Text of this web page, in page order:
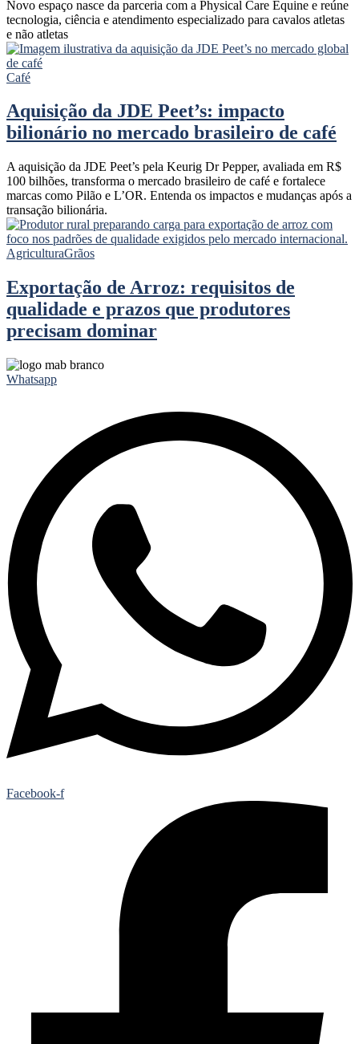
Novo espaço nasce da parceria com a Physical Care Equine e reúne
tecnologia, ciência e atendimento especializado para cavalos atletas
e não atletas
Café
Aquisição da JDE Peet’s: impacto
bilionário no mercado brasileiro de café
A aquisição da JDE Peet’s pela Keurig Dr Pepper, avaliada em R$
100 bilhões, transforma o mercado brasileiro de café e fortalece
marcas como Pilão e L’OR. Entenda os impactos e mudanças após a
transação bilionária.
AgriculturaGrãos
Exportação de Arroz: requisitos de
qualidade e prazos que produtores
precisam dominar
Whatsapp
Facebook-f